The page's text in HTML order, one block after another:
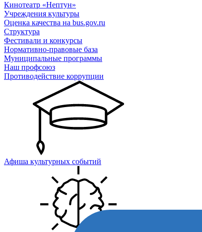
Кинотеатр «Нептун»
Учреждения культуры
Оценка качества на bus.gov.ru
Структура
Фестивали и конкурсы
Нормативно-правовые база
Муниципальные программы
Наш профсоюз
Противодействие коррупции
Афиша культурных событий